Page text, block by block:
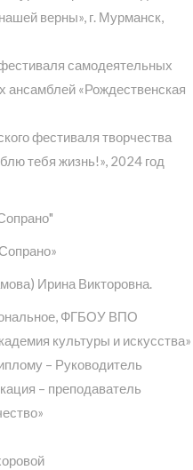
верны», г. Мурманск,
самодеятельных
ансамблей «Рождественская
фестиваля творчества
тебя жизнь!», 2024 год
Ирина Викторовна.
ФГБОУ ВПО
культуры и искусства»
– Руководитель
– преподаватель